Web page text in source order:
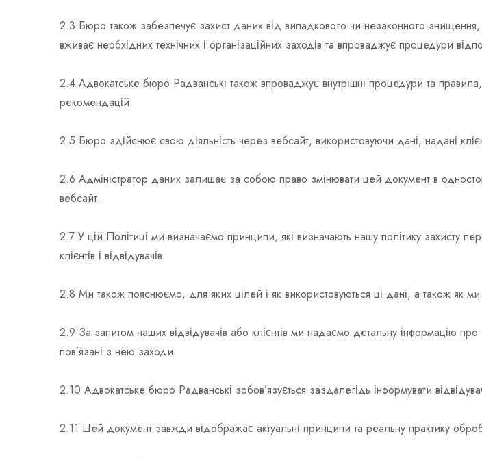
2.3 Бюро також забезпечує захист даних від випадкового чи незаконного
вживає необхідних технічних і організаційних заходів та впроваджує процедури
2.4 Адвокатське бюро Радванські також впроваджує внутрішні процедури та
рекомендацій.
2.5 Бюро здійснює свою діяльність через вебсайт, використовуючи дані, надані
2.6 Адміністратор даних залишає за собою право змінювати цей документ в
вебсайт.
2.7 У цій Політиці ми визначаємо принципи, які визначають нашу політику захисту
клієнтів і відвідувачів.
2.8 Ми також пояснюємо, для яких цілей і як використовуються ці дані, а також як
2.9 За запитом наших відвідувачів або клієнтів ми надаємо детальну інформацію
пов’язані з нею заходи.
2.10 Адвокатське бюро Радванські зобов’язується заздалегідь інформувати
2.11 Цей документ завжди відображає актуальні принципи та реальну практику